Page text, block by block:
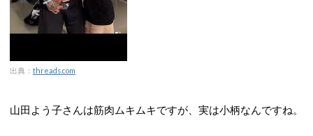
出典： threads.com
山田よう子さんは筋肉ムキムキですが、実は小柄なんですね。